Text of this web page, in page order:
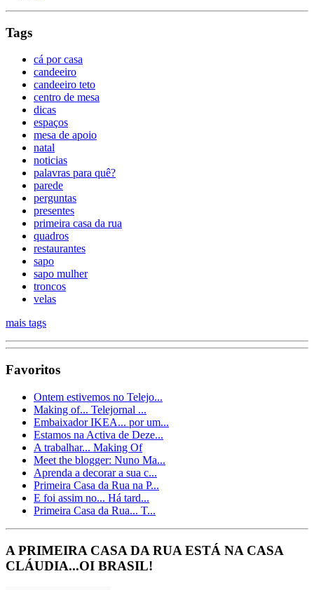
Tags
cá por casa
candeeiro
candeeiro teto
centro de mesa
dicas
espaços
mesa de apoio
natal
noticias
palavras para quê?
parede
perguntas
presentes
primeira casa da rua
quadros
restaurantes
sapo
sapo mulher
troncos
velas
mais tags
Favoritos
Ontem estivemos no Telejo...
Making of... Telejornal ...
Embaixador IKEA... por um...
Estamos na Activa de Deze...
A trabalhar... Making Of
Meet the blogger: Nuno Ma...
Aprenda a decorar a sua c...
Primeira Casa da Rua na P...
E foi assim no... Há tard...
Primeira Casa da Rua... T...
A PRIMEIRA CASA DA RUA ESTÁ NA CASA
CLÁUDIA...OI BRASIL!